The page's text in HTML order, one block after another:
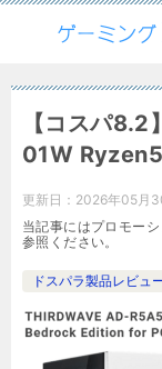
【コスパ
01W
更新日： 2026年05月
当記事にはプロモー
参照ください。
ドスパラ製品レビュ